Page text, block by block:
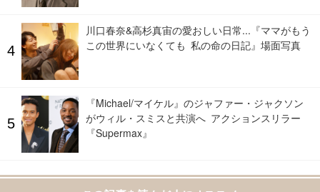
川口春奈&高杉真宙の愛おしい日常...『ママがもう
この世界にいなくても 私の命の日記』場面写真
『Michael/マイケル』のジャファー・ジャクソン
がウィル・スミスと共演へ アクションスリラー
『Supermax』